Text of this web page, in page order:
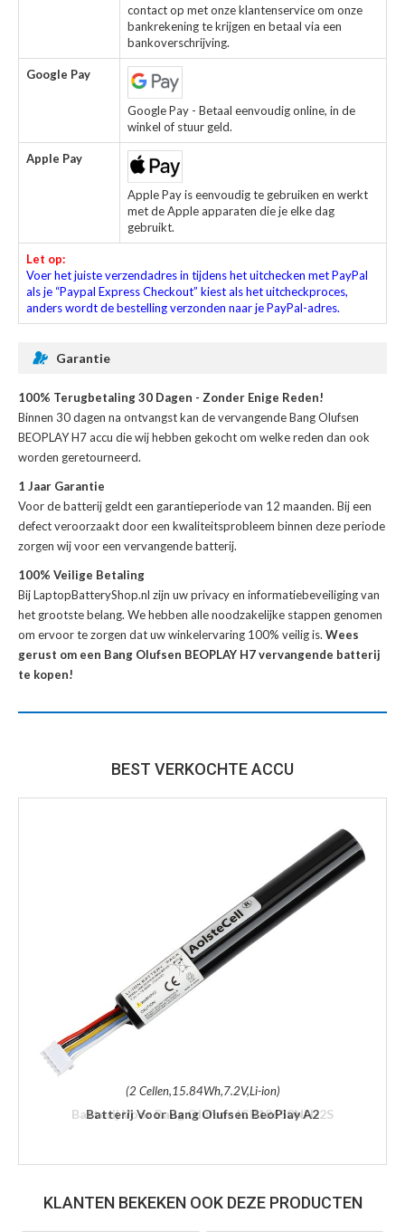
contact op met onze klantenservice om onze
bankrekening te krijgen en betaal via een
bankoverschrijving.
Google Pay
Google Pay - Betaal eenvoudig online, in de
winkel of stuur geld.
Apple Pay
Apple Pay is eenvoudig te gebruiken en werkt
met de Apple apparaten die je elke dag
gebruikt.
Let op:
Voer het juiste verzendadres in tijdens het uitchecken met PayPal
als je “Paypal Express Checkout” kiest als het uitcheckproces,
anders wordt de bestelling verzonden naar je PayPal-adres.
Garantie
100% Terugbetaling 30 Dagen - Zonder Enige Reden!
Binnen 30 dagen na ontvangst kan devervangende Bang Olufsen
BEOPLAY H7 accu die wij hebben gekocht om welke reden dan ook
worden geretourneerd.
1 Jaar Garantie
Voor debatterij geldt een garantieperiode van 12 maanden. Bij een
defect veroorzaakt door een kwaliteitsprobleem binnen deze periode
zorgen wij voor een vervangende batterij.
100% Veilige Betaling
Bij LaptopBatteryShop.nl zijn uw privacy en informatiebeveiliging van
het grootste belang. We hebben alle noodzakelijke stappen genomen
om ervoor te zorgen dat uw winkelervaring 100% veilig is. Wees
gerust om een Bang Olufsen BEOPLAY H7 vervangende batterij
te kopen!
BEST VERKOCHTE ACCU
(2 Cellen,15.84Wh,7.2V,Li-ion)
Batterij Voor Bang Olufsen BeoPlay A2
KLANTEN BEKEKEN OOK DEZE PRODUCTEN